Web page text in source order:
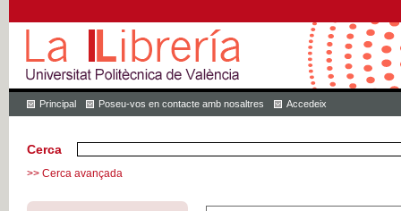
Principal Poseu-vos en contacte amb nosaltres Accedeix
Cerca
>> Cerca avançada